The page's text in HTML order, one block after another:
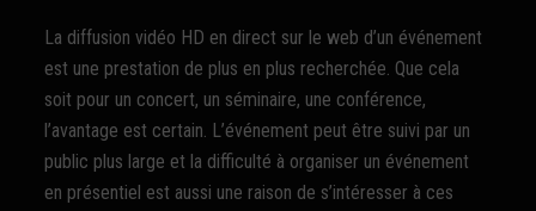
La diffusion vidéo HD en direct sur le web d’un événement
est une prestation de plus en plus recherchée. Que cela
soit pour un concert, un séminaire, une conférence,
l’avantage est certain. L’événement peut être suivi par un
public plus large et la difficulté à organiser un événement
en présentiel est aussi une raison de s’intéresser à ces